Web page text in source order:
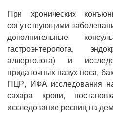
При хронических
сопутствующими
дополнительные
гастроэнтеролога,
аллерголога) и
придаточных пазух носа,
ПЦР, ИФА исследования
сахара крови,
исследование ресниц на